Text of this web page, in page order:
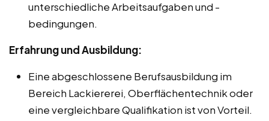
unterschiedliche Arbeitsaufgaben und -
bedingungen.
Erfahrung und Ausbildung:
Eine abgeschlossene Berufsausbildung im
Bereich Lackiererei, Oberflächentechnik oder
eine vergleichbare Qualifikation ist von Vorteil.